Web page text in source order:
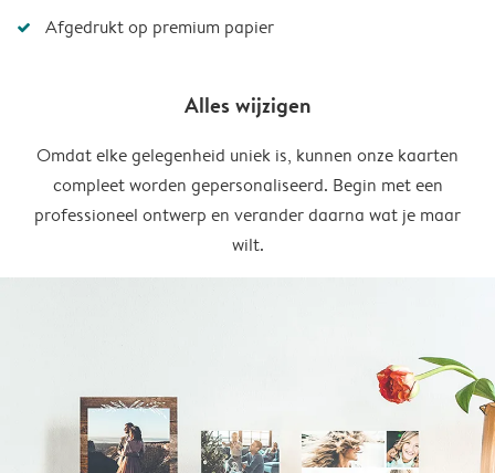
Afgedrukt op premium papier
Alles wijzigen
Omdat elke gelegenheid uniek is, kunnen onze kaarten
compleet worden gepersonaliseerd. Begin met een
professioneel ontwerp en verander daarna wat je maar
wilt.